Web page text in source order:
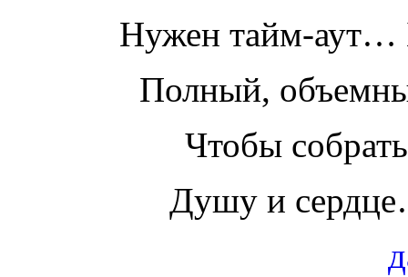
Нужен тайм-
Полный,
Чтобы
Душу и